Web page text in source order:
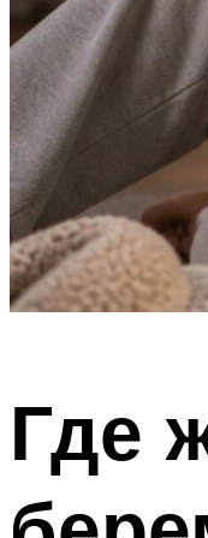
Где